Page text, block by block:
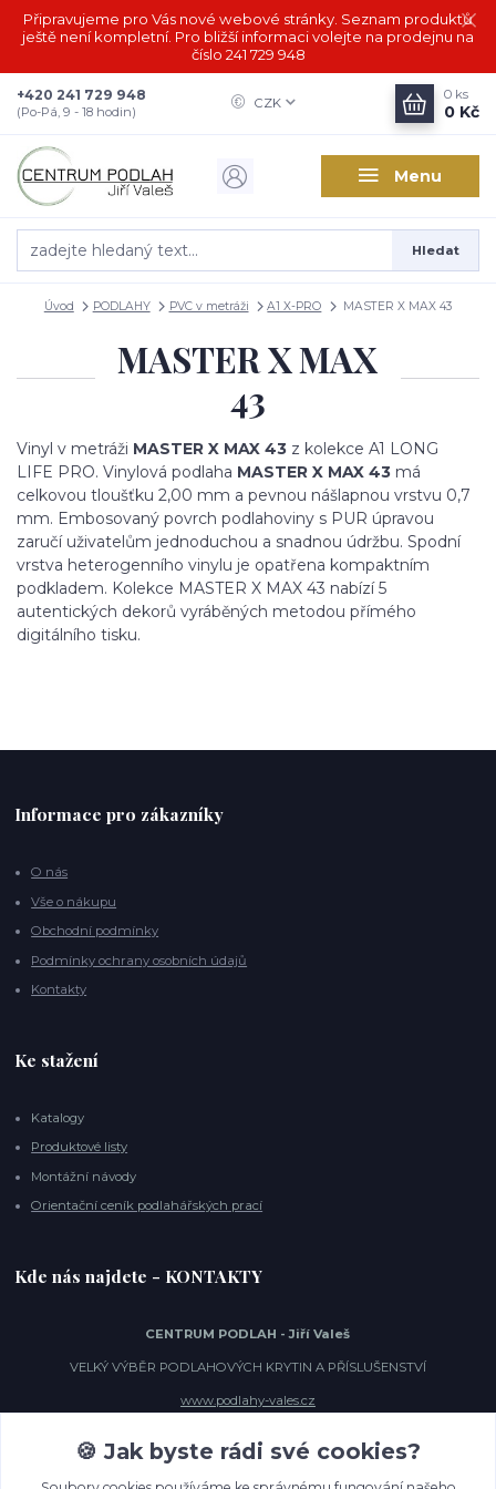
Připravujeme pro Vás nové webové stránky. Seznam produktů
ještě není kompletní. Pro bližší informaci volejte na prodejnu na
číslo 241 729 948
Menu
CZK
Hledat
+420 241 729 948
(Po-Pá, 9 - 18 hodin)
0 ks
0 Kč
Úvod PODLAHY PVC v metráži A1 X-PRO MASTER X MAX 43
MASTER X MAX
43
Vinyl v metráži MASTER X MAX 43 z kolekce A1 LONG
LIFE PRO. Vinylová podlaha MASTER X MAX 43 má
celkovou tloušťku 2,00 mm a pevnou nášlapnou vrstvu 0,7
mm. Embosovaný povrch podlahoviny s PUR úpravou
zaručí uživatelům jednoduchou a snadnou údržbu. Spodní
vrstva heterogenního vinylu je opatřena kompaktním
podkladem. Kolekce MASTER X MAX 43 nabízí 5
autentických dekorů vyráběných metodou přímého
digitálního tisku.
Informace pro zákazníky
O nás
Vše o nákupu
Obchodní podmínky
Podmínky ochrany osobních údajů
Kontakty
Ke stažení
Katalogy
Produktové listy
Montážní návody
Orientační ceník podlahářských prací
Kde nás najdete - KONTAKTY
CENTRUM PODLAH - Jiří Valeš
VELKÝ VÝBĚR PODLAHOVÝCH KRYTIN A PŘÍSLUŠENSTVÍ
www.podlahy-vales.cz
102 00 Praha 10 - Hostivař
🍪 Jak byste rádi své cookies?